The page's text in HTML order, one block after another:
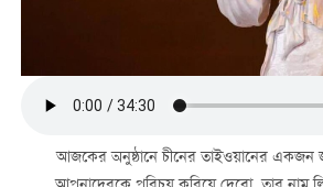
আজকের অনুষ্ঠানে চীনের তাইওয়ানের একজন